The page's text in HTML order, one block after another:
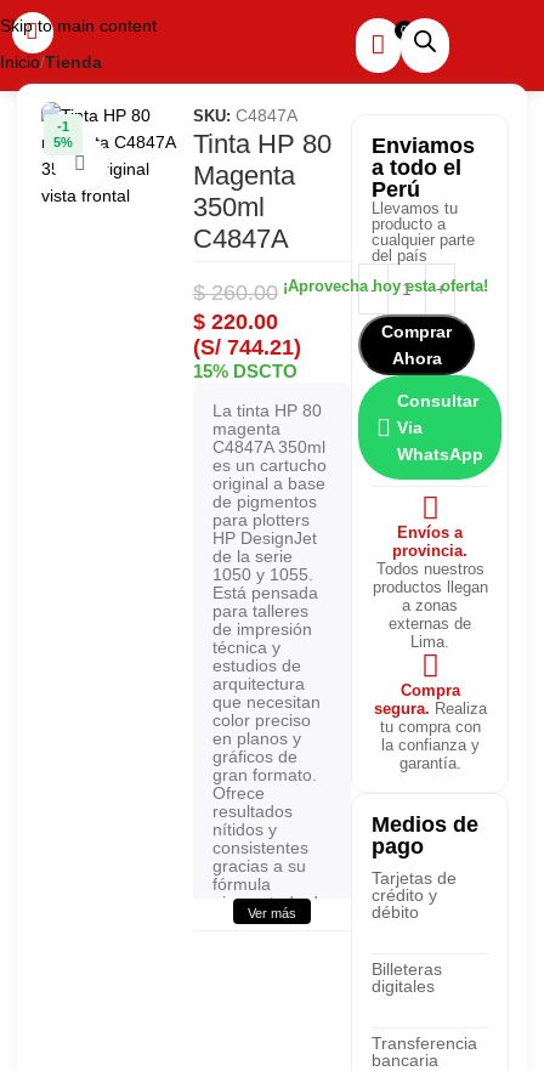
Skip to main content
Inicio Tienda
-1
5%
Haga clic para ampliar
SKU: C4847A
Tinta HP 80
Magenta
350ml
C4847A
$260.00
$ 220.00
(S/ 744.21)
15% DSCTO
La tinta HP 80
magenta
C4847A 350ml
es un cartucho
original a base
de pigmentos
para plotters
HP DesignJet
de la serie
1050 y 1055.
Está pensada
para talleres
de impresión
técnica y
estudios de
arquitectura
que necesitan
color preciso
en planos y
gráficos de
gran formato.
Ofrece
resultados
nítidos y
consistentes
gracias a su
fórmula
pigmentada de
alta capacidad.
Ver más
Enviamos
a todo el
Perú
Llevamos tu
producto a
cualquier parte
del país
Comprar
Ahora
Consultar
Via
WhatsApp
Envíos a
provincia.
Todos nuestros
productos llegan
a zonas
externas de
Lima.
Compra
segura. Realiza
tu compra con
la confianza y
garantía.
Medios de
pago
Tarjetas de
crédito y
débito
Billeteras
digitales
Transferencia
bancaria